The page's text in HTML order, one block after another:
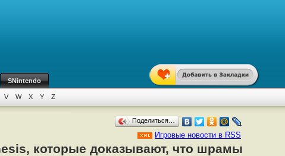
SNintendo
V W X Y Z
Поделиться…
Игровые новости в RSS
которые доказывают, что шрамы